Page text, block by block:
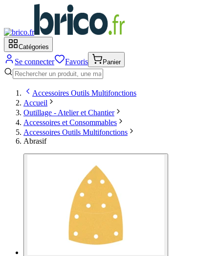
Catégories
Se connecter Favoris Panier
Accessoires Outils Multifonctions
Accueil
Outillage - Atelier et Chantier
Accessoires et Consommables
Accessoires Outils Multifonctions
Abrasif